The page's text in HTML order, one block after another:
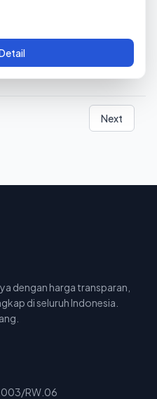
Next
dengan harga transparan,
di seluruh Indonesia.
RW.06